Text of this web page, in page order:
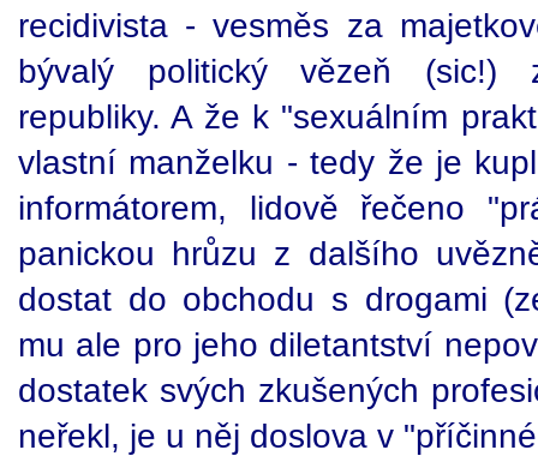
recidivista - vesměs za
bývalý politický vězeň (sic!)
republiky. A že k "sexuálním
vlastní manželku - tedy že je
informátorem, lidově řečeno
panickou hrůzu z dalšího
dostat do obchodu s drogami
mu ale pro jeho diletantství
dostatek svých zkušených
neřekl, je u něj doslova v